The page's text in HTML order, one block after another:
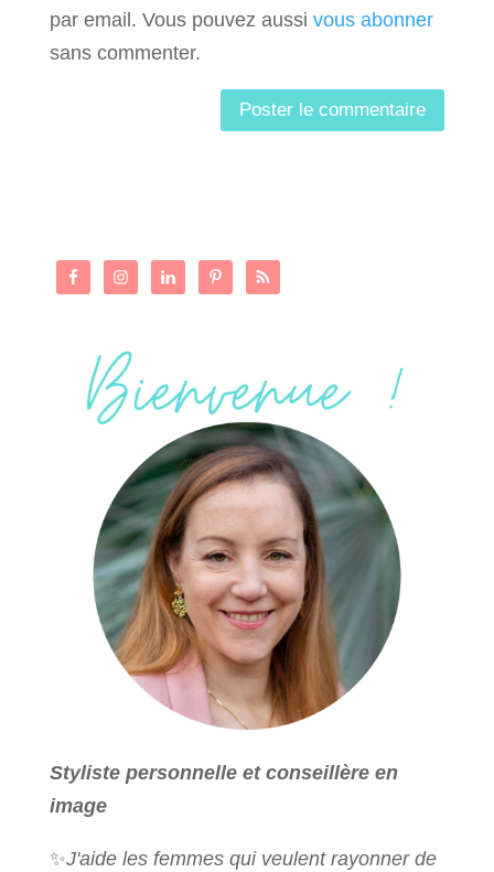
par email. Vous pouvez aussi vous abonner
sans commenter.
Styliste personnelle et conseillère en
image
✨J'aide les femmes qui veulent rayonner de